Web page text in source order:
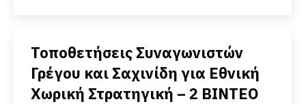
Τοποθετήσεις Συναγωνιστών
Γρέγου και Σαχινίδη για Εθνική
Χωρική Στρατηγική – 2 ΒΙΝΤΕΟ